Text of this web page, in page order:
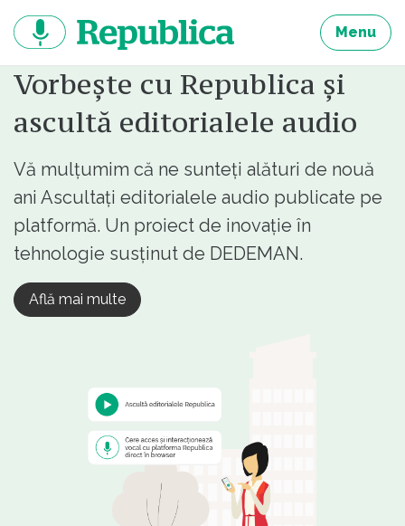
continut
Menu
Vorbește cu Republica și
ascultă editorialele audio
Vă mulțumim că ne sunteți alături de nouă
ani Ascultați editorialele audio publicate pe
platformă. Un proiect de inovație în
tehnologie susținut de DEDEMAN.
Află mai multe